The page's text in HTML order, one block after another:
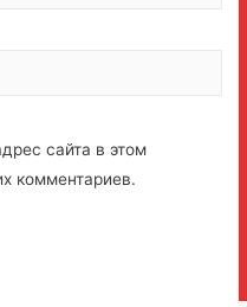
сайта в этом
комментариев.